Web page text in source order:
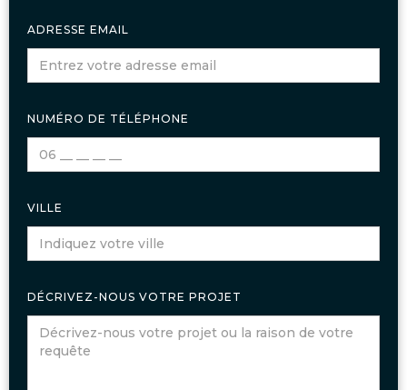
ADRESSE EMAIL
NUMÉRO DE TÉLÉPHONE
VILLE
DÉCRIVEZ-NOUS VOTRE PROJET